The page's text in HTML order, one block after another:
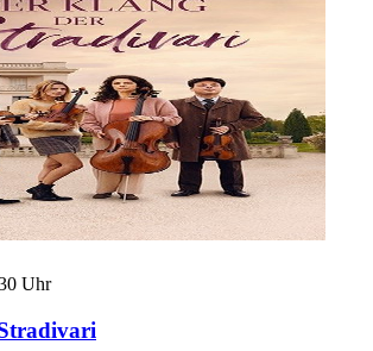
Uhr